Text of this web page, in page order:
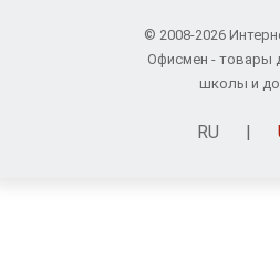
© 2008-2026
Офисмен - товары
школы и
RU |